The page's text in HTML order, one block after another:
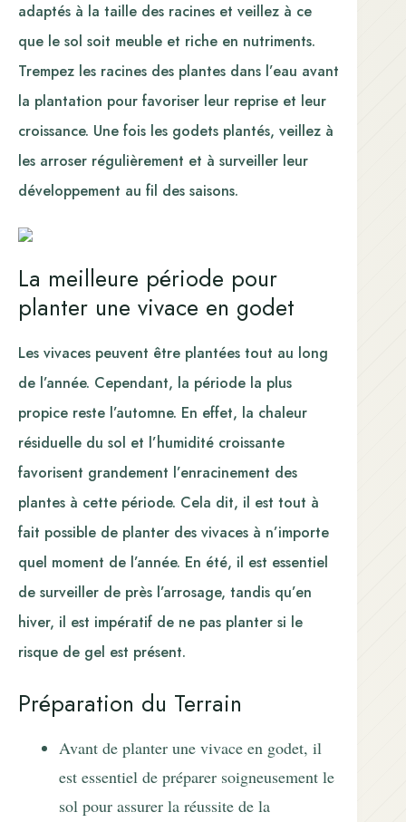
adaptés à la taille des racines et veillez à ce
que le sol soit meuble et riche en nutriments.
Trempez les racines des plantes dans l’eau avant
la plantation pour favoriser leur reprise et leur
croissance. Une fois les godets plantés, veillez à
les arroser régulièrement et à surveiller leur
développement au fil des saisons.
La meilleure période pour
planter une vivace en godet
Les vivaces peuvent être plantées tout au long
de l’année. Cependant, la période la plus
propice reste l’automne. En effet, la chaleur
résiduelle du sol et l’humidité croissante
favorisent grandement l’enracinement des
plantes à cette période. Cela dit, il est tout à
fait possible de planter des vivaces à n’importe
quel moment de l’année. En été, il est essentiel
de surveiller de près l’arrosage, tandis qu’en
hiver, il est impératif de ne pas planter si le
risque de gel est présent.
Préparation du Terrain
Avant de planter une vivace en godet, il
est essentiel de préparer soigneusement le
sol pour assurer la réussite de la